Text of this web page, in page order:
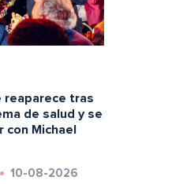
reaparece tras
de salud y se
con Michael
10-08-2026